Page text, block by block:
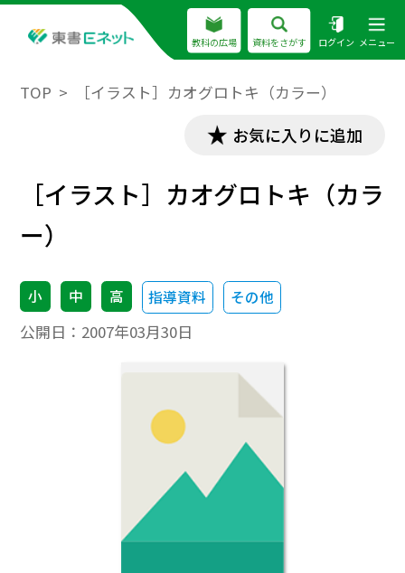
教科の広場 資料をさがす ログイン メニュー
TOP ［イラスト］カオグロトキ（カラー）
お気に入りに追加
［イラスト］カオグロトキ（カラ
ー）
小 中 高 指導資料 その他
公開日： 2007年03月30日